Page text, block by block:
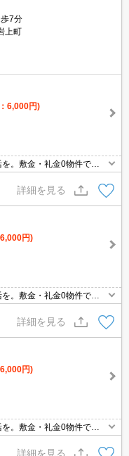
7分
上町
6,000円)
。敷金・礼金0物件で
バー対応。オートロック。I
立洗面台が便利。商店街へ
詳細を見る
円)
。敷金・礼金0物件で
バー対応。オートロック。
立洗面台が便利。商店街
詳細を見る
円)
。敷金・礼金0物件で
バー対応。オートロック。
調理器2口付き。商店街
詳細を見る